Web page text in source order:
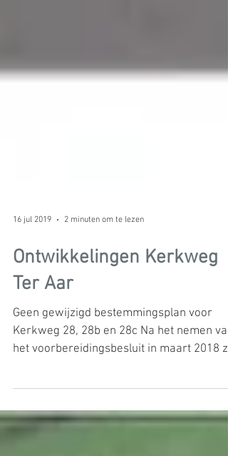
16 jul 2019 2 minuten om te lezen
Ontwikkelingen Kerkweg
Ter Aar
Geen gewijzigd bestemmingsplan voor
het voorbereidingsbesluit in maart 2018